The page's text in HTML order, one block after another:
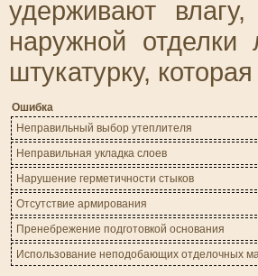
удерживают
наружной
штукатурку,
Ошибка
Неправильный выбор утеплителя
Неправильная укладка слоев
Нарушение герметичности стыков
Отсутствие армирования
Пренебрежение подготовкой основания
Использование неподобающих отделочных